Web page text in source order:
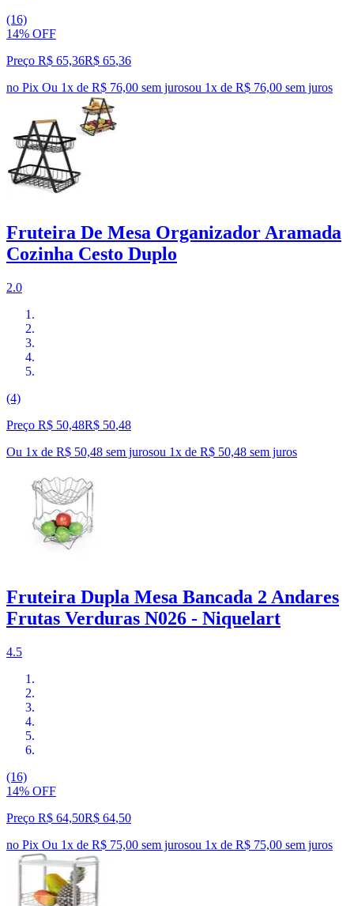
(16)
14% OFF
Preço R$ 65,36R$ 65,36
no Pix Ou 1x de R$ 76,00 sem jurosou 1x de R$ 76,00 sem juros
Fruteira De Mesa Organizador Aramada
Cozinha Cesto Duplo
2.0
(4)
Preço R$ 50,48R$ 50,48
Ou 1x de R$ 50,48 sem jurosou 1x de R$ 50,48 sem juros
Fruteira Dupla Mesa Bancada 2 Andares
Frutas Verduras N026 - Niquelart
4.5
(16)
14% OFF
Preço R$ 64,50R$ 64,50
no Pix Ou 1x de R$ 75,00 sem jurosou 1x de R$ 75,00 sem juros